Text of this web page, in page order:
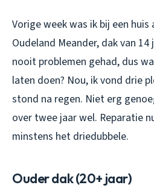
Vorige week was ik bij een huis
Oudeland Meander, dak van
nooit problemen gehad, dus
laten doen? Nou, ik vond drie
stond na regen. Niet erg
over twee jaar wel. Reparatie
minstens het driedubbele.
Ouder dak (20+ jaar)